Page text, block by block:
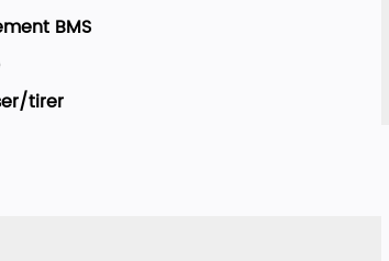
BMS
tirer